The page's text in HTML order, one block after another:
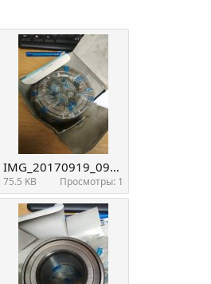
IMG_20170919_090148.jpg
75.5 KB Просмотры: 1